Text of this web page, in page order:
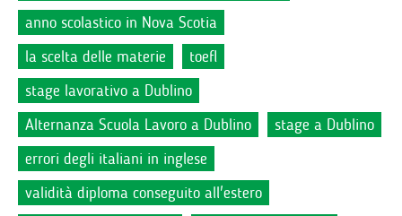
anno scolastico in Nova Scotia
la scelta delle materie
toefl
stage lavorativo a Dublino
Alternanza Scuola Lavoro a Dublino
stage a Dublino
errori degli italiani in inglese
validità diploma conseguito all'estero